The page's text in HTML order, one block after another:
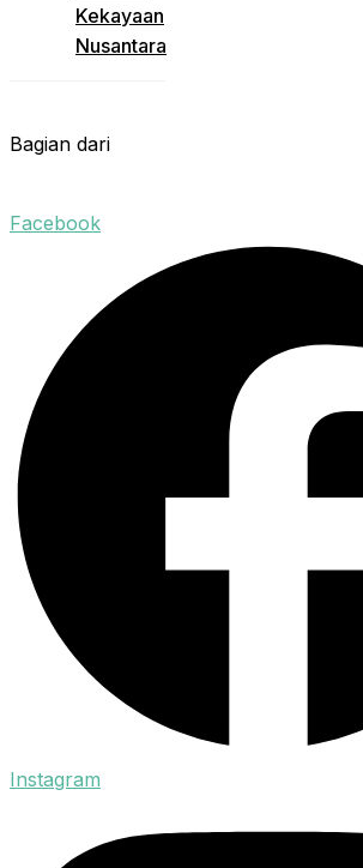
Kekayaan
Nusantara
Bagian dari
Facebook
Instagram